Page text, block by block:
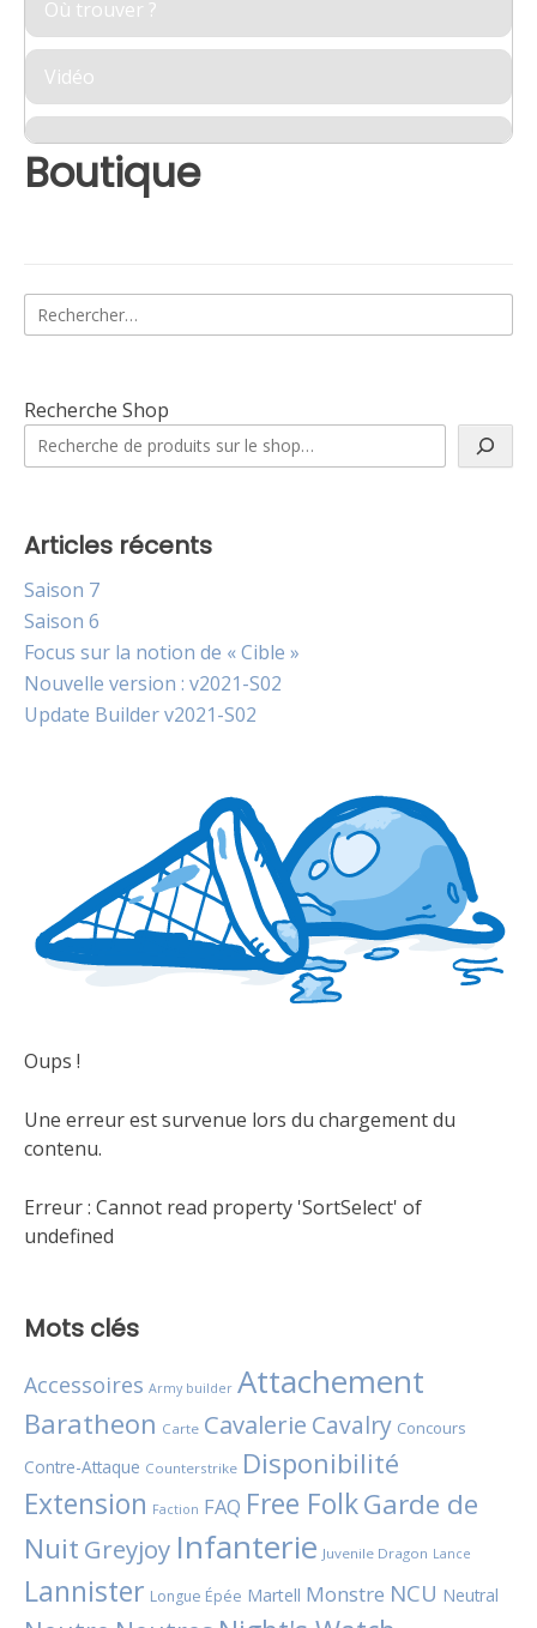
Où trouver ?
Vidéo
Boutique
Rechercher :
Recherche Shop
Articles récents
Saison 7
Saison 6
Focus sur la notion de « Cible »
Nouvelle version : v2021-S02
Update Builder v2021-S02
Oups !
Une erreur est survenue lors du chargement du
contenu.
Erreur : Cannot read property 'SortSelect' of
undefined
Mots clés
Accessoires Army builder Attachement
Baratheon Carte Cavalerie Cavalry Concours
Contre-Attaque Counterstrike Disponibilité
Extension Faction FAQ Free FolkGarde de
Nuit Greyjoy Infanterie Juvenile Dragon Lance
Lannister Longue Épée Martell Monstre NCU Neutral